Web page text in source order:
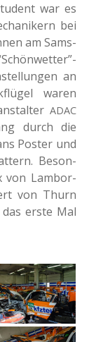
war es
bei
am Sams­
an
waren
ADAC
durch die
Poster und
Beson­
von Lam­bor­
von Thurn
erste Mal